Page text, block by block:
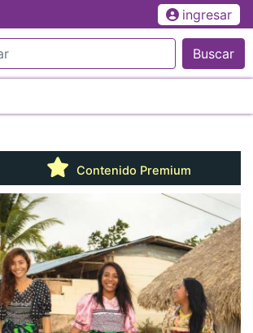
ingresar
Buscar
Contenido Premium